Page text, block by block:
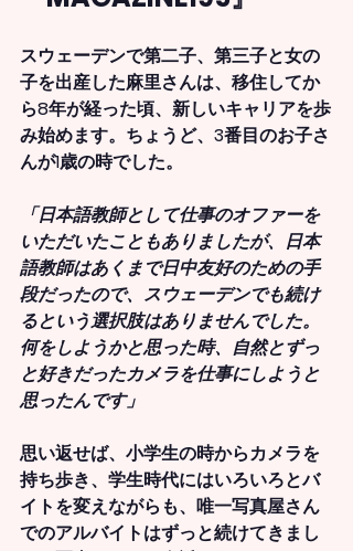
スウェーデンで第二子、第三子と女の
子を出産した麻里さんは、移住してか
ら8年が経った頃、新しいキャリアを歩
み始めます。ちょうど、3番目のお子さ
んが1歳の時でした。
「日本語教師として仕事のオファーを
いただいたこともありましたが、日本
語教師はあくまで日中友好のための手
段だったので、スウェーデンでも続け
るという選択肢はありませんでした。
何をしようかと思った時、自然とずっ
と好きだったカメラを仕事にしようと
思ったんです」
思い返せば、小学生の時からカメラを
持ち歩き、学生時代にはいろいろとバ
イトを変えながらも、唯一写真屋さん
でのアルバイトはずっと続けてきまし